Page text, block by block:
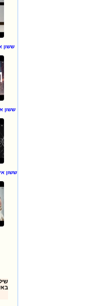
ששון
ששון
ששון